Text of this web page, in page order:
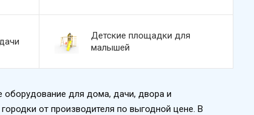
Детские площадки для
малышей
оборудование для дома, дачи, двора и
от производителя по выгодной цене. В